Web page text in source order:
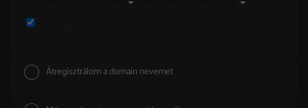
Átregisztrálom a domain nevemet